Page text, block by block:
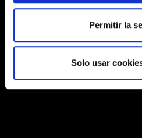
Permitir la
Solo usar